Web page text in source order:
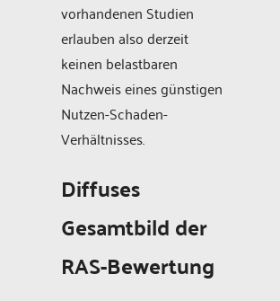
vorhandenen Studien
erlauben also derzeit
keinen belastbaren
Nachweis eines günstigen
Nutzen-Schaden-
Verhältnisses.
Diffuses
Gesamtbild der
RAS-Bewertung